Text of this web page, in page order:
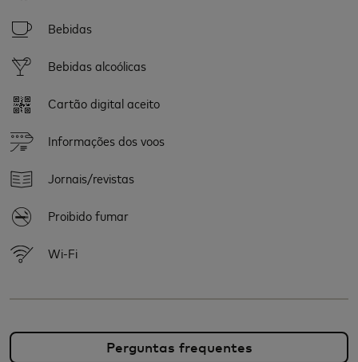
Bebidas
Bebidas alcoólicas
Cartão digital aceito
Informações dos voos
Jornais/revistas
Proibido fumar
Wi-Fi
Perguntas frequentes